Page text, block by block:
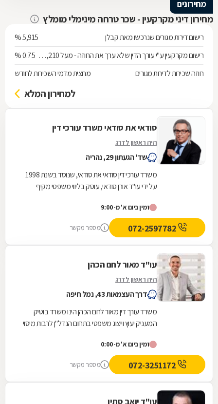
מחירונים
מחירון דיני מקרקעין - שכר טרחה מינימלי מומלץ
רישום דירות מגורים שנרכשו מאת קבלן
5,915 %
רישום מקרקעין ע"י עורך הדין שלא ערך את החוזה - מעל 538,210 ש"ח 0.75 %
חוזה שכירות לדירות מגורים
מחצית מדמי השכירות לחודש
למחירון המלא
סודאי את סודאי משרד עורכי דין
היה ראשון לדרג
שד' הגעתון 29, נהריה
משרד עורכי דין סודאי את סודאי, שנוסד בשנת 1998
על ידי עו"ד אורן סודאי, עוסק בליווי משפטי מקיף
זמין ביום א' מ-9:00
מספר מקשר
עו"ד מאור לחם הכהן
היה ראשון לדרג
דרך העצמאות 43, נמל חיפה
משרד עורך דין מאור לחם הכהן הינו משרד בוטיק
המעניק יעוץ וייצוג משפטי בתחום הנדל"ן לרבות מיסוי
זמין ביום א' מ-0:00
מספר מקשר
עו"ד יואב סתיו